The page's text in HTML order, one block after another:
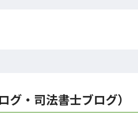
・司法書士ブログ）